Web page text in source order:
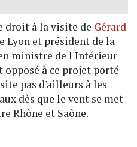
droit à la visite de Gérard
Lyon et président de la
ministre de l'Intérieur
à ce projet porté
pas d'ailleurs à les
dès que le vent se met
Rhône et Saône.